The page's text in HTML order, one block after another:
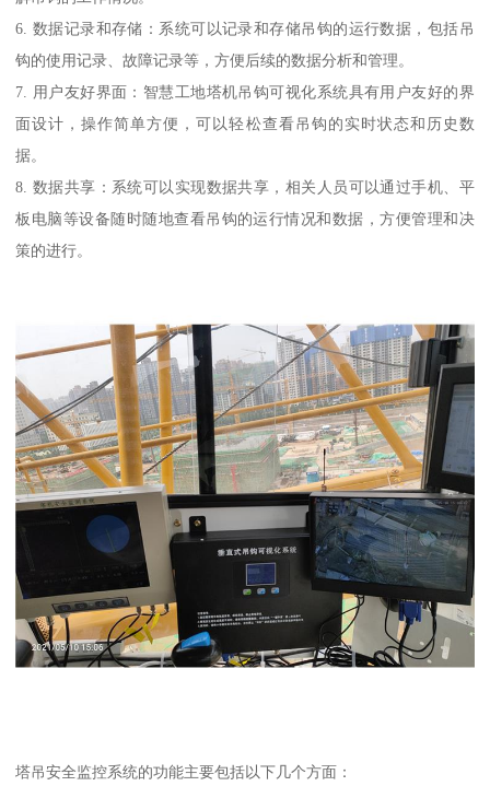
6. 数据记录和存储：系统可以记录和存储吊钩的运行数据，包括吊
钩的使用记录、故障记录等，方便后续的数据分析和管理。
7. 用户友好界面：智慧工地塔机吊钩可视化系统具有用户友好的界
面设计，操作简单方便，可以轻松查看吊钩的实时状态和历史数
据。
8. 数据共享：系统可以实现数据共享，相关人员可以通过手机、平
板电脑等设备随时随地查看吊钩的运行情况和数据，方便管理和决
策的进行。
塔吊安全监控系统的功能主要包括以下几个方面：